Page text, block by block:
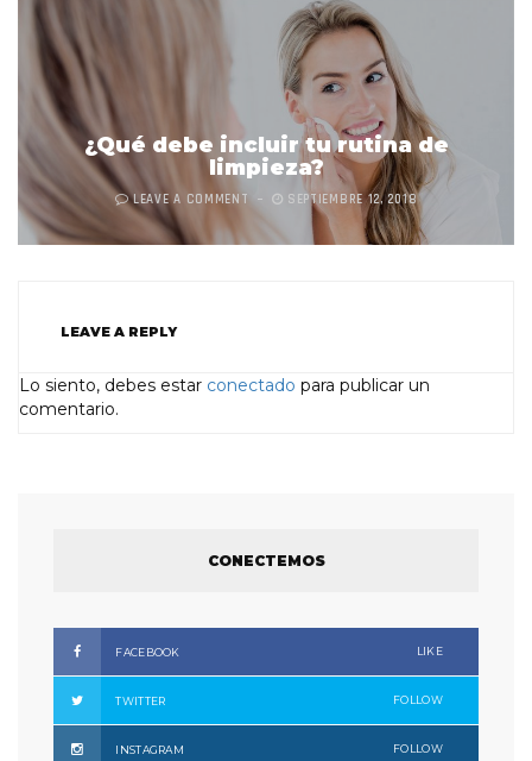
¿Qué debe incluir tu rutina de
limpieza?
LEAVE A COMMENT SEPTIEMBRE 12, 2018
LEAVE A REPLY
Lo siento, debes estar conectado para publicar un
comentario.
CONECTEMOS
FACEBOOK LIKE
TWITTER FOLLOW
INSTAGRAM FOLLOW